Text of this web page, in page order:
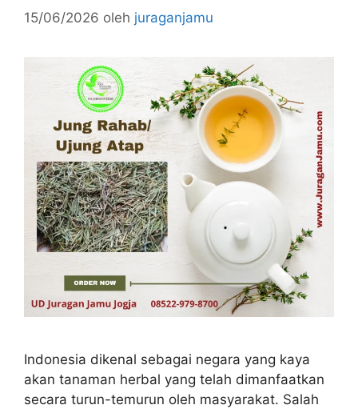
15/06/2026 oleh juraganjamu
Indonesia dikenal sebagai negara yang kaya
akan tanaman herbal yang telah dimanfaatkan
secara turun-temurun oleh masyarakat. Salah